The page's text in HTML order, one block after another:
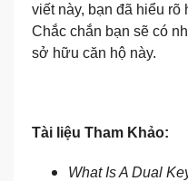
viết này, bạn đã hiểu rõ
Chắc chắn bạn sẽ có
sở hữu căn hộ này.
Tài liệu Tham Khảo:
What Is A Dual